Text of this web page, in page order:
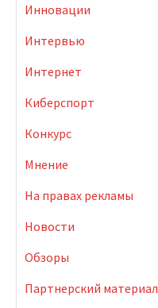
Инновации
Интервью
Интернет
Киберспорт
Конкурс
Мнение
На правах рекламы
Новости
Обзоры
Партнерский материал